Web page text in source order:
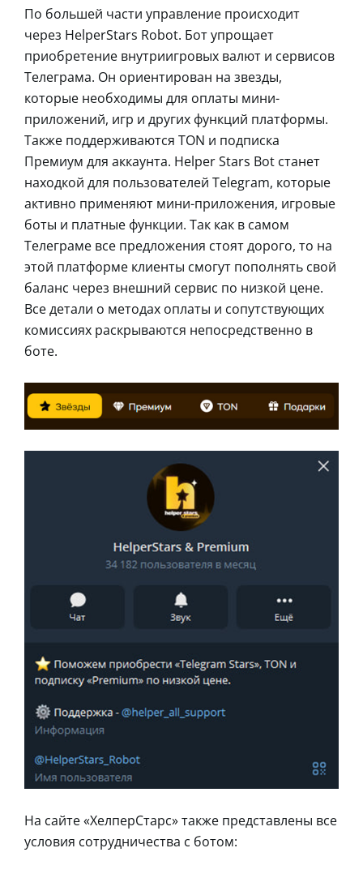
По большей части управление происходит
через HelperStars Robot. Бот упрощает
приобретение внутриигровых валют и сервисов
Телеграма. Он ориентирован на звезды,
которые необходимы для оплаты мини-
приложений, игр и других функций платформы.
Также поддерживаются TON и подписка
Премиум для аккаунта. Helper Stars Bot станет
находкой для пользователей Telegram, которые
активно применяют мини-приложения, игровые
боты и платные функции. Так как в самом
Телеграме все предложения стоят дорого, то на
этой платформе клиенты смогут пополнять свой
баланс через внешний сервис по низкой цене.
Все детали о методах оплаты и сопутствующих
комиссиях раскрываются непосредственно в
боте.
На сайте «ХелперСтарс» также представлены все
условия сотрудничества с ботом: